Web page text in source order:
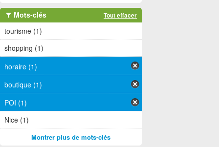
Mots-clés Tout effacer
tourisme (1)
shopping (1)
horaire (1)
boutique (1)
POI (1)
Nice (1)
Montrer plus de mots-clés